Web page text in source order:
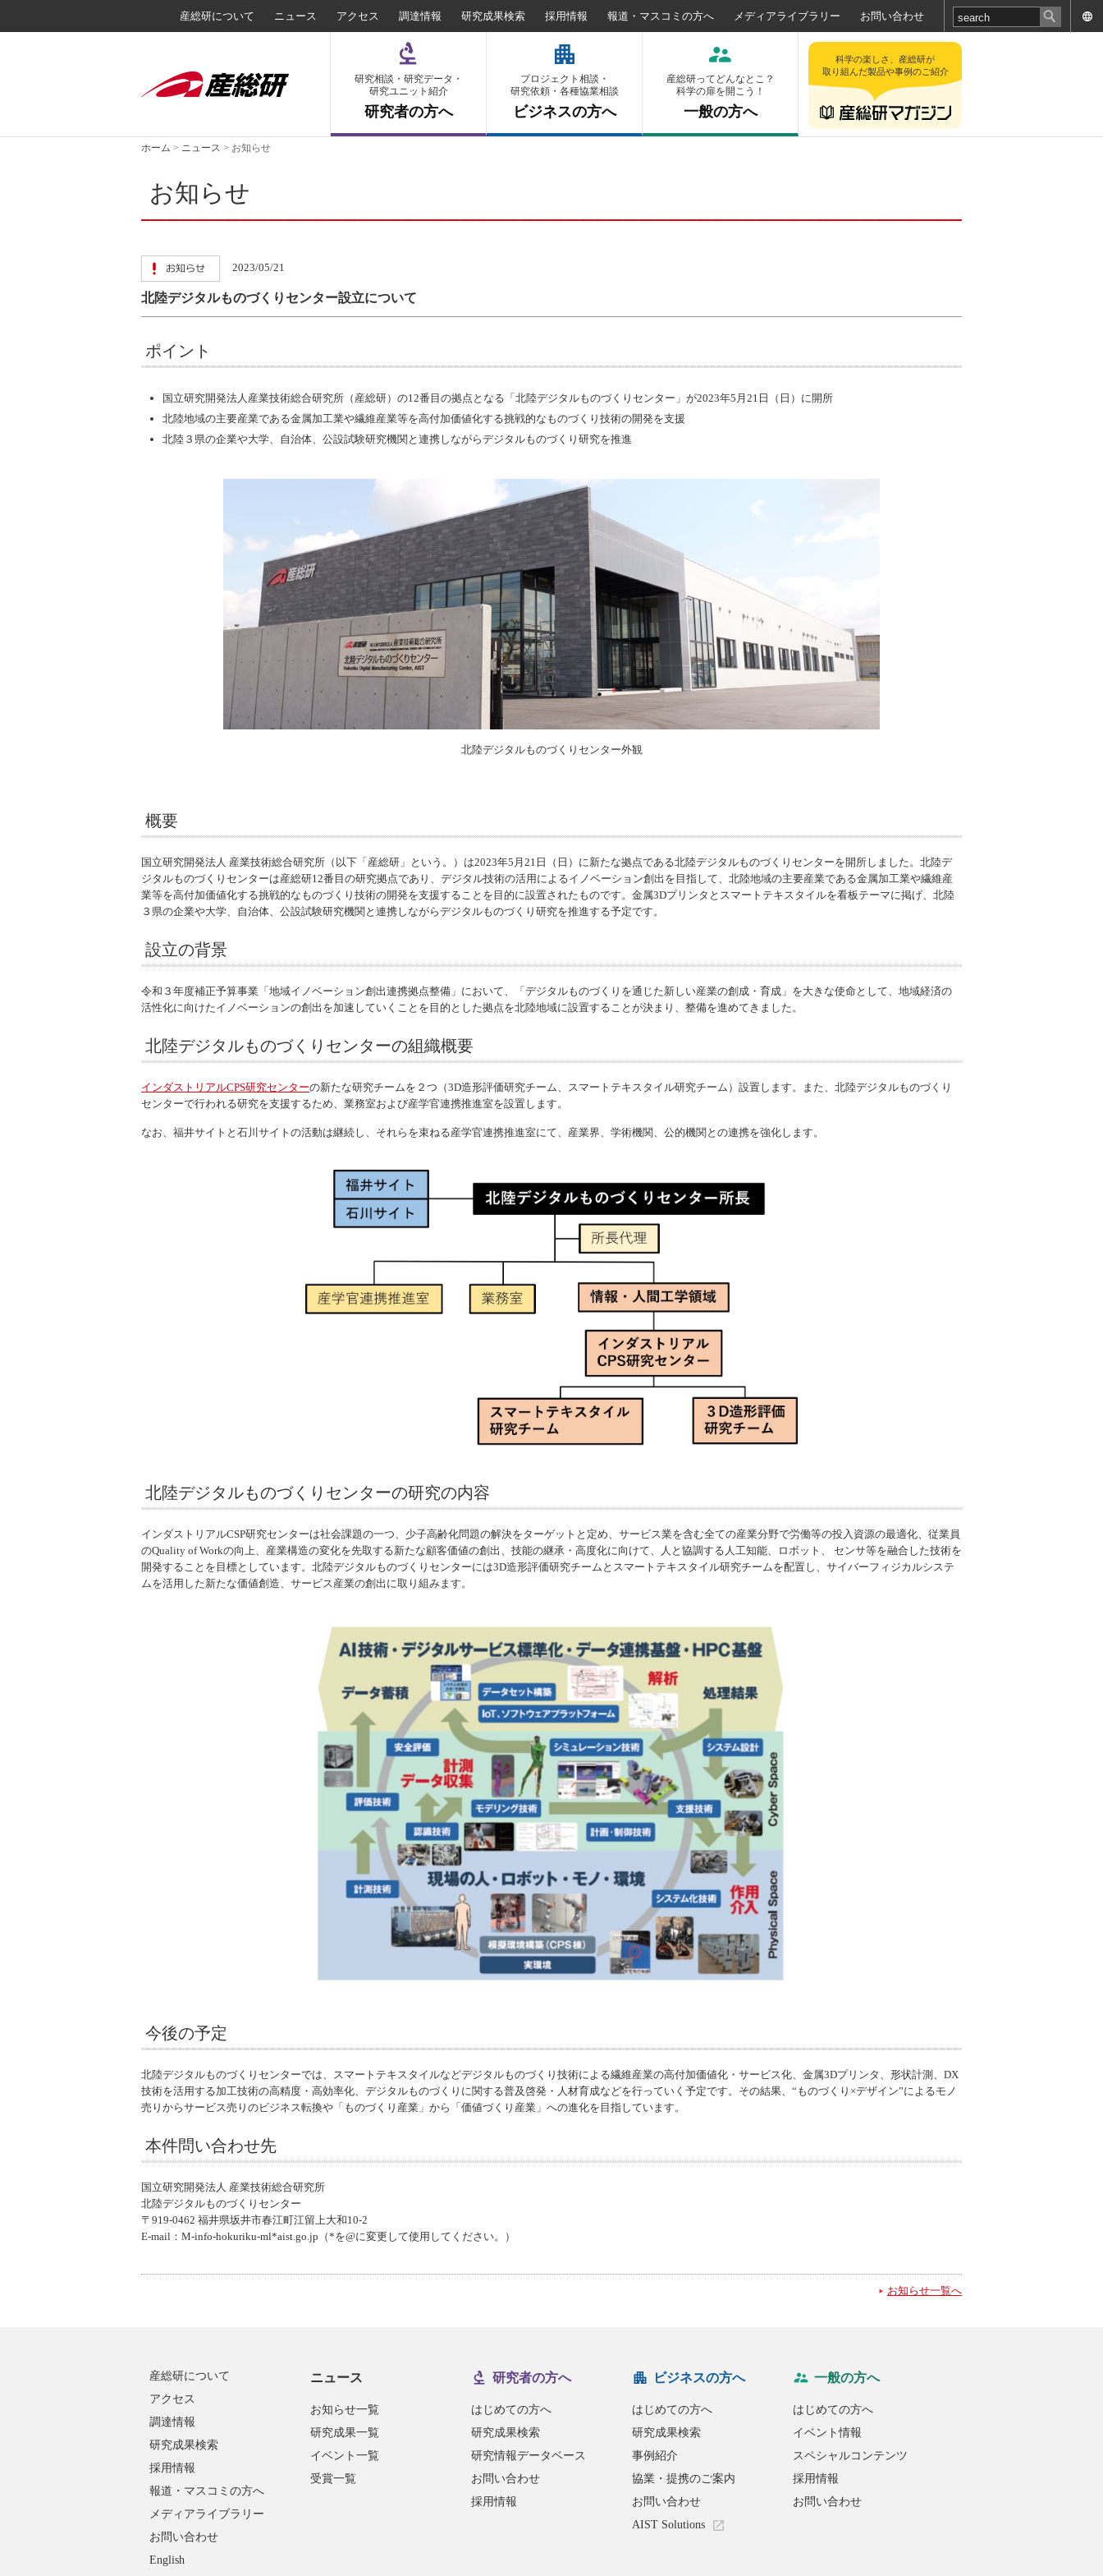
産総研について ニュース アクセス 調達情報 研究成果検索 採用情報 報道・マスコミの方へ メディアライブラリー お問い合わせ
研究相談・研究データ・
研究ユニット紹介
研究者の方へ
プロジェクト相談・
研究依頼・各種協業相談
ビジネスの方へ
産総研ってどんなとこ？
科学の扉を開こう！
一般の方へ
科学の楽しさ、産総研が
取り組んだ製品や事例のご紹介
ホーム > ニュース > お知らせ
お知らせ
2023/05/21
北陸デジタルものづくりセンター設立について
ポイント
国立研究開発法人産業技術総合研究所（産総研）の12番目の拠点となる「北陸デジタルものづくりセンター」が2023年5月21日（日）に開所
北陸地域の主要産業である金属加工業や繊維産業等を高付加価値化する挑戦的なものづくり技術の開発を支援
北陸３県の企業や大学、自治体、公設試験研究機関と連携しながらデジタルものづくり研究を推進
北陸デジタルものづくりセンター外観
概要
国立研究開発法人 産業技術総合研究所（以下「産総研」という。）は2023年5月21日（日）に新たな拠点である北陸デジタルものづくりセンターを開所しました。北陸デ
ジタルものづくりセンターは産総研12番目の研究拠点であり、デジタル技術の活用によるイノベーション創出を目指して、北陸地域の主要産業である金属加工業や繊維産
業等を高付加価値化する挑戦的なものづくり技術の開発を支援することを目的に設置されたものです。金属3Dプリンタとスマートテキスタイルを看板テーマに掲げ、北陸
３県の企業や大学、自治体、公設試験研究機関と連携しながらデジタルものづくり研究を推進する予定です。
設立の背景
令和３年度補正予算事業「地域イノベーション創出連携拠点整備」において、「デジタルものづくりを通じた新しい産業の創成・育成」を⼤きな使命として、地域経済の
活性化に向けたイノベーションの創出を加速していくことを⽬的とした拠点を北陸地域に設置することが決まり、整備を進めてきました。
北陸デジタルものづくりセンターの組織概要
インダストリアルCPS研究センターの新たな研究チームを２つ（3D造形評価研究チーム、スマートテキスタイル研究チーム）設置します。また、北陸デジタルものづくり
センターで行われる研究を支援するため、業務室および産学官連携推進室を設置します。
なお、福井サイトと石川サイトの活動は継続し、それらを束ねる産学官連携推進室にて、産業界、学術機関、公的機関との連携を強化します。
北陸デジタルものづくりセンターの研究の内容
インダストリアルCSP研究センターは社会課題の一つ、少子高齢化問題の解決をターゲットと定め、サービス業を含む全ての産業分野で労働等の投入資源の最適化、従業員
のQuality of Workの向上、産業構造の変化を先取する新たな顧客価値の創出、技能の継承・高度化に向けて、人と協調する人工知能、ロボット、 センサ等を融合した技術を
開発することを目標としています。北陸デジタルものづくりセンターには3D造形評価研究チームとスマートテキスタイル研究チームを配置し、サイバーフィジカルシステ
ムを活用した新たな価値創造、サービス産業の創出に取り組みます。
今後の予定
北陸デジタルものづくりセンターでは、スマートテキスタイルなどデジタルものづくり技術による繊維産業の高付加価値化・サービス化、金属3Dプリンタ、形状計測、DX
技術を活用する加工技術の高精度・高効率化、デジタルものづくりに関する普及啓発・人材育成などを行っていく予定です。その結果、“ものづくり×デザイン”によるモノ
売りからサービス売りのビジネス転換や「ものづくり産業」から「価値づくり産業」への進化を目指しています。
本件問い合わせ先
国立研究開発法人 産業技術総合研究所
北陸デジタルものづくりセンター
〒919-0462 福井県坂井市春江町江留上大和10-2
E-mail：M-info-hokuriku-ml*aist.go.jp（*を@に変更して使用してください。）
お知らせ一覧へ
産総研について
アクセス
調達情報
研究成果検索
採用情報
報道・マスコミの方へ
メディアライブラリー
お問い合わせ
English
ニュース
お知らせ一覧
研究成果一覧
イベント一覧
受賞一覧
研究者の方へ
はじめての方へ
研究成果検索
研究情報データベース
お問い合わせ
採用情報
ビジネスの方へ
はじめての方へ
研究成果検索
事例紹介
協業・提携のご案内
お問い合わせ
AIST Solutions
一般の方へ
はじめての方へ
イベント情報
スペシャルコンテンツ
採用情報
お問い合わせ